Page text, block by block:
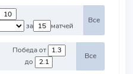
за
матчей
Все
Победа от
до
Все